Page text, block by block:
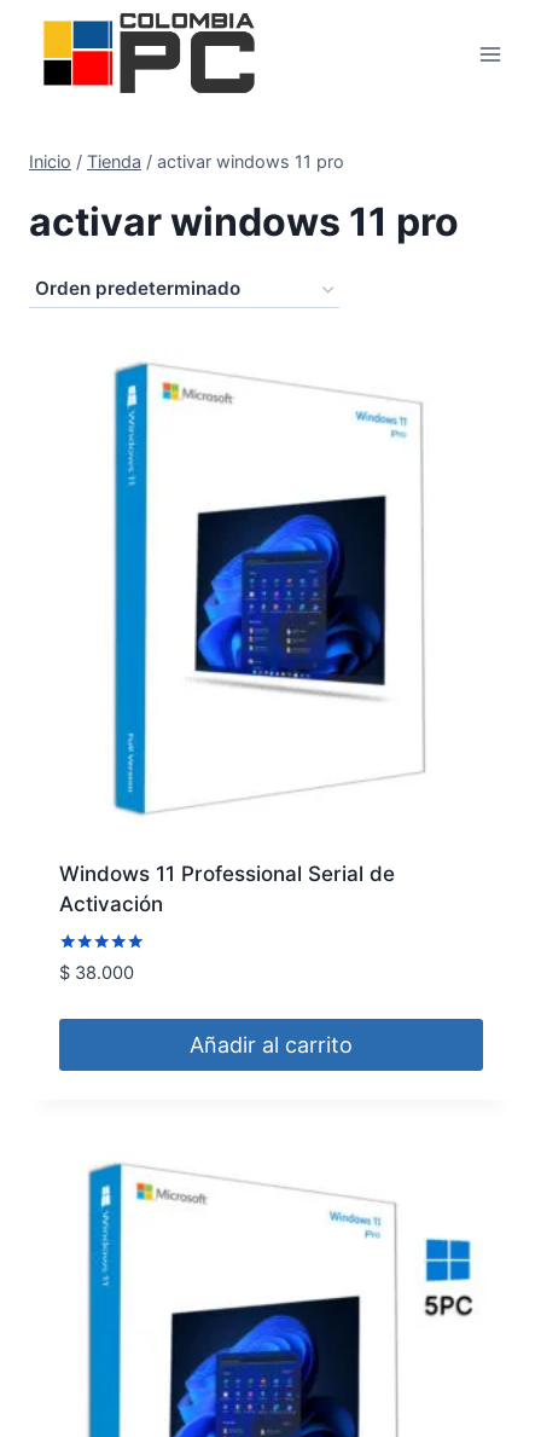
Inicio / Tienda / activar windows 11 pro
activar windows 11 pro
Windows 11 Professional Serial de
Activación
Valorado
con
de 5
$38.000
Añadir al carrito